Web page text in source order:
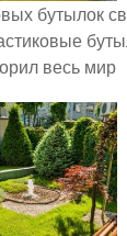
бутылок
весь мир